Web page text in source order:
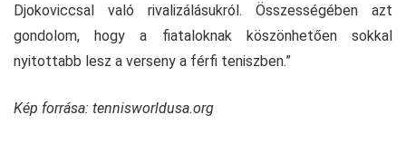
Djokoviccsal való rivalizálásukról. Összességében azt
gondolom, hogy a fiataloknak köszönhetően sokkal
nyitottabb lesz a verseny a férfi teniszben.”
Kép forrása: tennisworldusa.org